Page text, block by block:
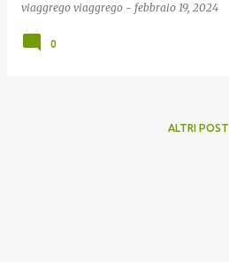
viaggrego viaggrego - febbraio 19, 2024
0
ALTRI POST